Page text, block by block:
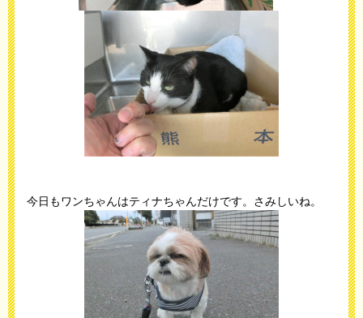
今日もワンちゃんはティナちゃんだけです。さみしいね。